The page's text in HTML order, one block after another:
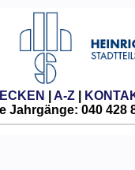
A-Z|
Jahrgänge: 040 428